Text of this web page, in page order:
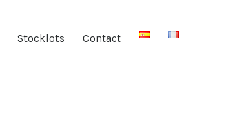
Stocklots Contact